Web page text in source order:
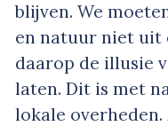
blijven. We
en natuur niet uit
daarop de illusie
laten. Dit is met
lokale